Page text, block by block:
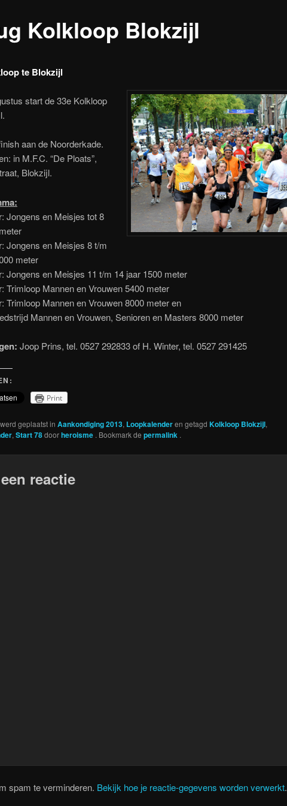
Kolkloop Blokzijl
te Blokzijl
start de 33e Kolkloop
aan de Noorderkade.
in M.F.C. “De Ploats”,
Blokzijl.
Jongens en Meisjes tot 8
Jongens en Meisjes 8 t/m
meter
Jongens en Meisjes 11 t/m 14 jaar 1500 meter
Trimloop Mannen en Vrouwen 5400 meter
Trimloop Mannen en Vrouwen 8000 meter en
Mannen en Vrouwen, Senioren en Masters 8000 meter
Joop Prins, tel. 0527 292833 of H. Winter, tel. 0527 291425
Print
geplaatst in Aankondiging 2013, Loopkalenderen getagd Kolkloop Blokzijl,
, Start 78doorheroisme . Bookmark de permalink .
reactie
spam te verminderen. Bekijk hoe je reactie-gegevens worden verwerkt.